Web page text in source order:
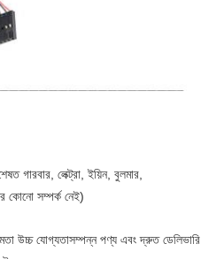
গারবার, লেক্ট্রা, ইয়িন, বুলমার,
কোনো সম্পর্ক নেই)
উচ্চ যোগ্যতাসম্পন্ন পণ্য এবং দ্রুত ডেলিভারি